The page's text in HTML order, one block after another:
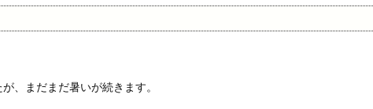
、まだまだ暑いが続きます。